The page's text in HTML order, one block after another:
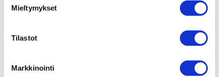
Mieltymykset
Tilastot
Markkinointi
Tuhto – makuhetkiä arkeen ja juhlaan Tampere-talolla.
kulttuurielämys herkulliseen ruokailuun tai poikkea vain
sisään. Olemme täällä sinua varten.